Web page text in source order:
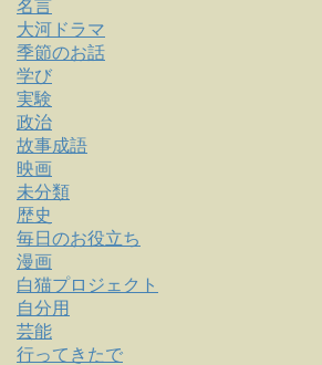
名言
大河ドラマ
季節のお話
学び
実験
政治
故事成語
映画
未分類
歴史
毎日のお役立ち
漫画
白猫プロジェクト
自分用
芸能
行ってきたで